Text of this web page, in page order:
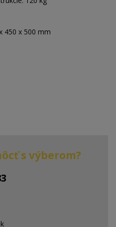
450 x 500 mm
s výberom?